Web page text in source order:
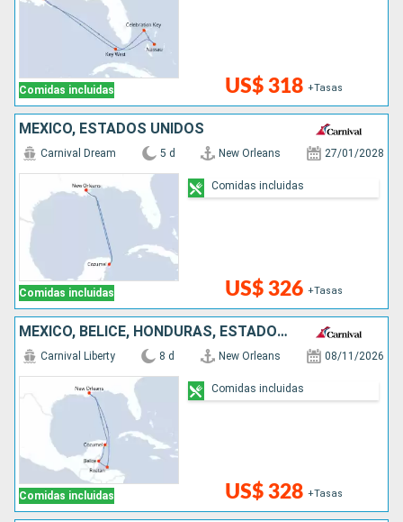
Comidas incluidas US$ 318 +Tasas
MÉXICO, ESTADOS UNIDOS
Comidas incluidas
Carnival Dream 5 d New Orleans 27/01/2028
US$ 326 +Tasas
Comidas incluidas
MÉXICO, BELICE, HONDURAS, ESTADOS UNIDOS
Comidas incluidas
Carnival Liberty 8 d New Orleans 08/11/2026
US$ 328 +Tasas
Comidas incluidas